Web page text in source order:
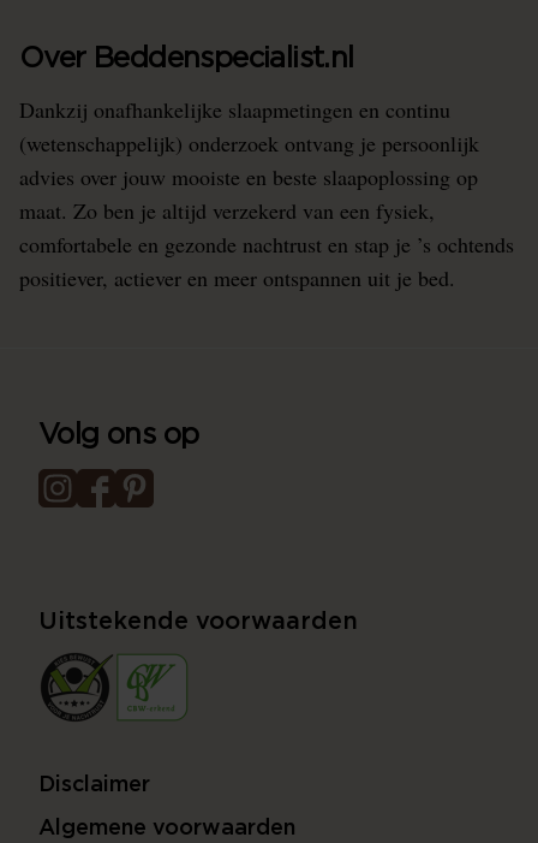
Over Beddenspecialist.nl
Dankzij onafhankelijke slaapmetingen en continu
(wetenschappelijk) onderzoek ontvang je persoonlijk
advies over jouw mooiste en beste slaapoplossing op
maat. Zo ben je altijd verzekerd van een fysiek,
comfortabele en gezonde nachtrust en stap je ’s ochtends
positiever, actiever en meer ontspannen uit je bed.
Volg ons op
Uitstekende voorwaarden
Disclaimer
Algemene voorwaarden